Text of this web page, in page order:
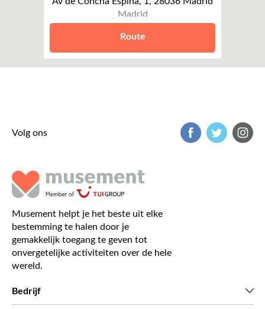
Madrid
Route
Volg ons
Musement helpt je het beste uit elke
bestemming te halen door je
gemakkelijk toegang te geven tot
onvergetelijke activiteiten over de hele
wereld.
Bedrijf